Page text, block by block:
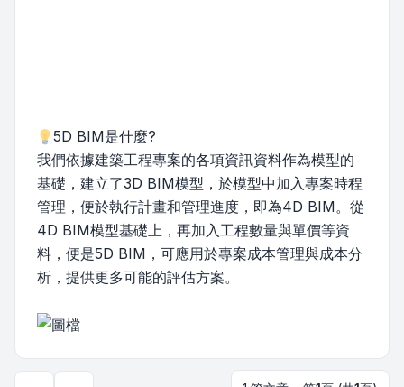
5D BIM是什麼?
我們依據建築工程專案的各項資訊資料作為模型的
基礎，建立了3D BIM模型，於模型中加入專案時程
管理，便於執行計畫和管理進度，即為4D BIM。從
4D BIM模型基礎上，再加入工程數量與單價等資
料，便是5D BIM，可應用於專案成本管理與成本分
析，提供更多可能的評估方案。